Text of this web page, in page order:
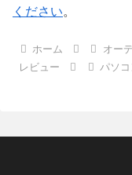
ください。
ホーム オー
レビュー
パソ